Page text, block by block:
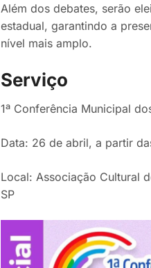
Além dos debates, serão
estadual, garantindo a
nível mais amplo.
Serviço
1ª Conferência Municipal
Data: 26 de abril, a partir
Local: Associação Cultural
SP